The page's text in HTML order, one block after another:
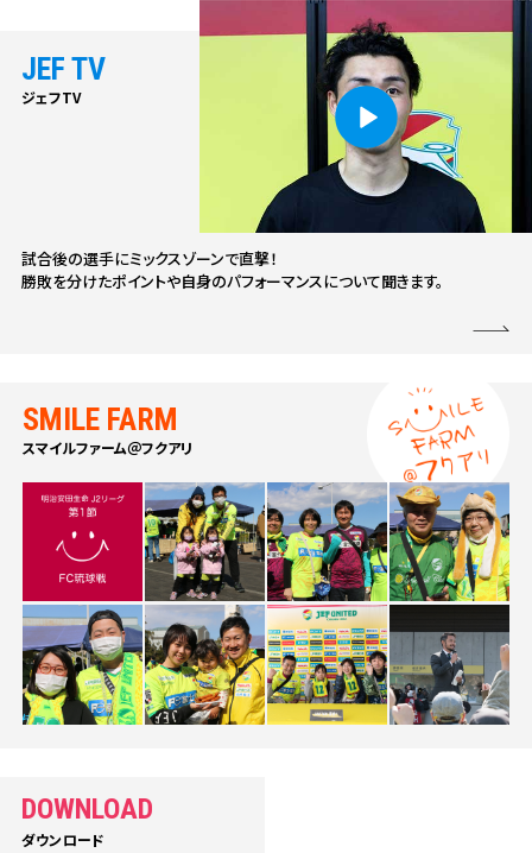
JEF TV
ジェフTV
試合後の選手にミックスゾーンで直撃！
勝敗を分けたポイントや自身のパフォーマンスについて聞きます。
SMILE FARM
スマイルファーム＠フクアリ
DOWNLOAD
ダウンロード